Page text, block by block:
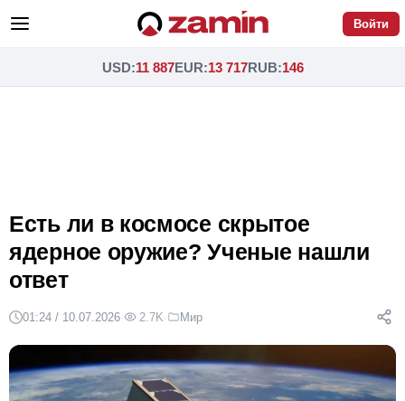
Войти
USD:11 887EUR:13 717RUB:146
Есть ли в космосе скрытое
ядерное оружие? Ученые нашли
ответ
01:24 / 10.07.2026· 2.7K· Мир